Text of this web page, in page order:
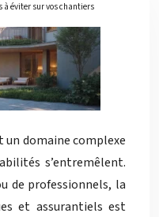
à éviter sur vos chantiers
domaine complexe
s’entremêlent.
de professionnels, la
et assurantiels est